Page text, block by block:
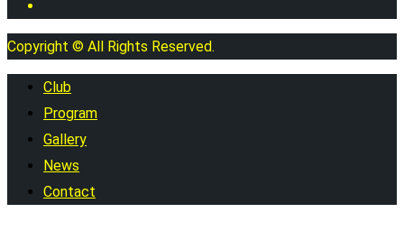
Copyright © All Rights Reserved.
Club
Program
Gallery
News
Contact